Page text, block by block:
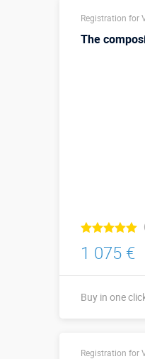
Registration for
The
1 075 €
Buy in one
Registration for